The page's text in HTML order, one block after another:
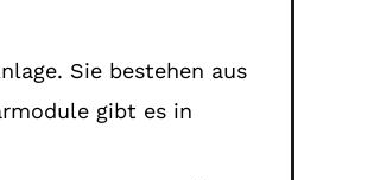
Sie bestehen aus
gibt es in